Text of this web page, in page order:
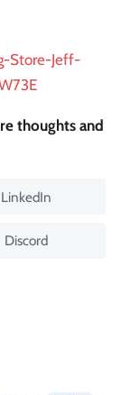
Store-Jeff-
thoughts and
LinkedIn
Discord